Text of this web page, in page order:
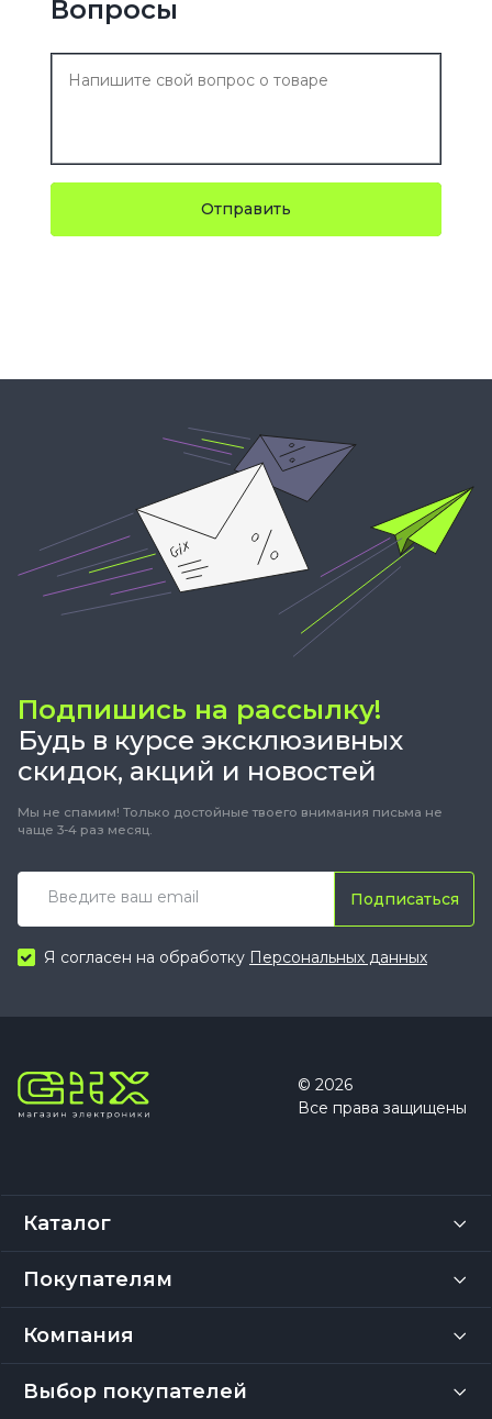
Вопросы
Отправить
Подпишись на рассылку!
Будь в курсе эксклюзивных
скидок, акций и новостей
Мы не спамим! Только достойные твоего внимания письма не
чаще 3-4 раз месяц.
Подписаться
Я согласен на обработку Персональных данных
© 2026
Все права защищены
Каталог
Покупателям
Компания
Выбор покупателей